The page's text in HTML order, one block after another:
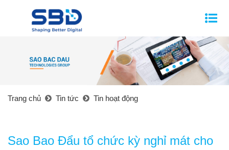
Trang chủ Tin tức Tin hoạt động
Sao Bao Đẩu tổ chức kỳ nghỉ mát cho